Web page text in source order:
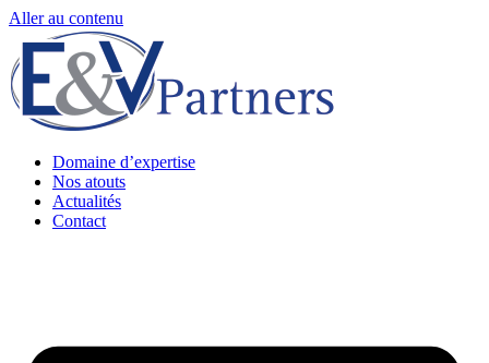
Aller au contenu
Domaine d’expertise
Nos atouts
Actualités
Contact